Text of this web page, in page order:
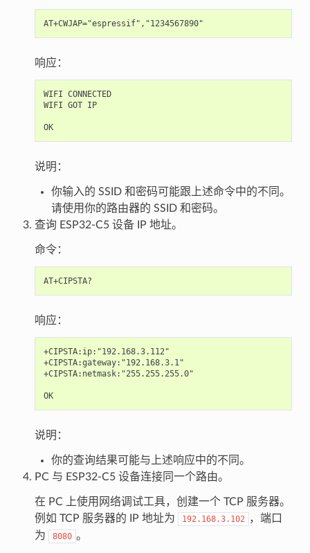
响应：
WIFI CONNECTED
WIFI GOT IP
OK
说明：
你输入的 SSID 和密码可能跟上述命令中的不同。
请使用你的路由器的 SSID 和密码。
查询 ESP32-C5 设备 IP 地址。
命令：
响应：
+CIPSTA:ip:"192.168.3.112"
+CIPSTA:gateway:"192.168.3.1"
+CIPSTA:netmask:"255.255.255.0"
OK
说明：
你的查询结果可能与上述响应中的不同。
PC 与 ESP32-C5 设备连接同一个路由。
在 PC 上使用网络调试工具，创建一个 TCP 服务器。
例如 TCP 服务器的 IP 地址为
192.168.3.102 ，端口
为
8080 。